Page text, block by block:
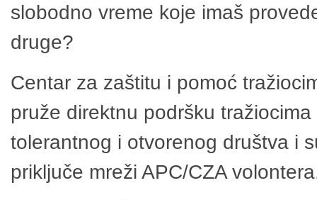
slobodno vreme koje imaš
druge?
Centar za zaštitu i pomoć
pruže direktnu podršku
tolerantnog i otvorenog društva i
priključe mreži APC/CZA